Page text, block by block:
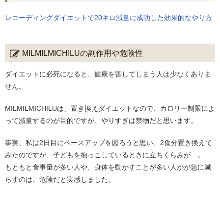
レコーディングダイエットで20キロ減量に成功した効果的なやり方
MILMILMICHILUの副作用や危険性
ダイエットに必死になると、健康を害してしまう人は少なくありま
せん。
MILMILMICHILUは、置き換えダイエットなので、カロリー制限によ
って減量するのが目的ですが、やりすぎは禁物だと思います。
事実、私は2日目にペースアップを図ろうと思い、2食分置き換えて
みたのですが、子どもを抱っこしているときに立ちくらみが…。
もともと食事量が多い人や、身体を動かすことが多い人がが急に減
らすのは、危険だと実感しました。